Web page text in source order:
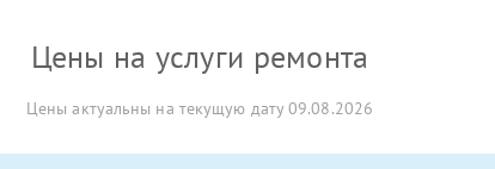
Цены на услуги ремонта
Цены актуальны на текущую дату 09.08.2026